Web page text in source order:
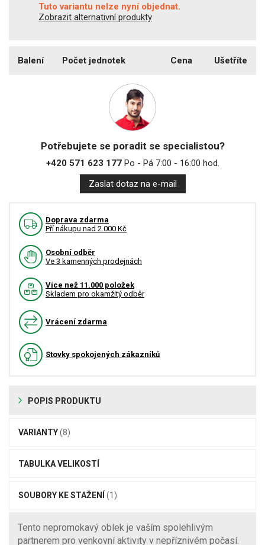
Tuto variantu nelze nyní objednat.
Zobrazit alternativní produkty
Balení Počet jednotek Cena Ušetříte
Potřebujete se poradit se specialistou?
+420 571 623 177Po - Pá 7:00 - 16:00 hod.
Zaslat dotaz na e-mail
Doprava zdarma
Pří nákupu nad 2.000 Kč
Osobní odběr
Ve 3 kamenných prodejnách
Více než 11.000 položek
Skladem pro okamžitý odběr
Vrácení zdarma
Stovky spokojených zákazníků
POPIS PRODUKTU
VARIANTY(8)
TABULKA VELIKOSTÍ
SOUBORY KE STAŽENÍ (1)
Tento nepromokavý oblek je vaším spolehlivým
partnerem pro venkovní aktivity v nepříznivém počasí.